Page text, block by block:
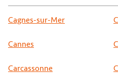
Cagnes-sur-Mer
Cannes
Carcassonne